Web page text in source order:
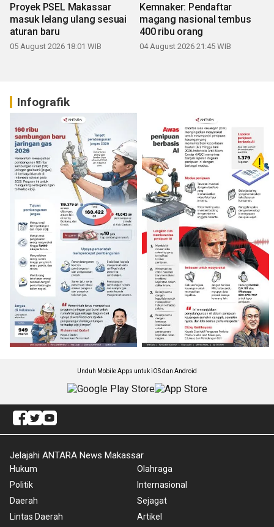
Proyek PSEL Makassar
masuk lelang ulang sesuai
aturan baru
05 August 2026 18:01 WIB
Kemnaker: Pendaftar
magang nasional tembus
400 ribu orang
04 August 2026 21:45 WIB
Infografik
Unduh Mobile Apps untuk iOS dan Android
Jelajahi ANTARA News Makassar
Hukum
Politik
Daerah
Lintas Daerah
Olahraga
Internasional
Sejagat
Artikel